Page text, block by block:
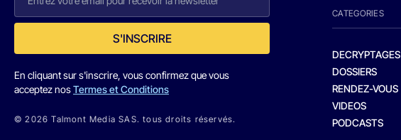
S'INSCRIRE
En cliquant sur s'inscrire, vous confirmez que vous
acceptez nosTermes et Conditions
© 2026 Talmont Media SAS. tous droits réservés.
CATEGORIES
DECRYPTAGES
DOSSIERS
RENDEZ-VOUS
VIDEOS
PODCASTS